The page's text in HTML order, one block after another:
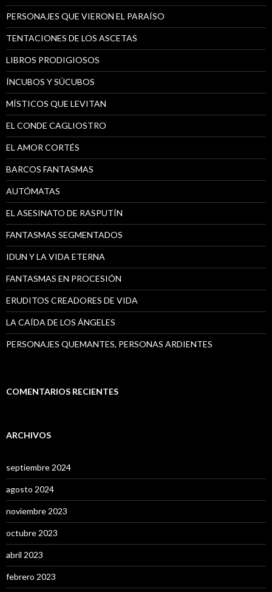
PERSONAJES QUE VIERON EL PARAÍSO
TENTACIONES DE LOS ASCETAS
LIBROS PRODIGIOSOS
ÍNCUBOS Y SÚCUBOS
MÍSTICOS QUE LEVITAN
EL CONDE CAGLIOSTRO
EL AMOR CORTÉS
BARCOS FANTASMAS
AUTÓMATAS
EL ASESINATO DE RASPUTÍN
FANTASMAS SEGMENTADOS
IDUN Y LA VIDA ETERNA
FANTASMAS EN PROCESIÓN
ERUDITOS CREADORES DE VIDA
LA CAÍDA DE LOS ÁNGELES
PERSONAJES QUEMANTES, PERSONAS ARDIENTES
COMENTARIOS RECIENTES
ARCHIVOS
septiembre 2024
agosto 2024
noviembre 2023
octubre 2023
abril 2023
febrero 2023